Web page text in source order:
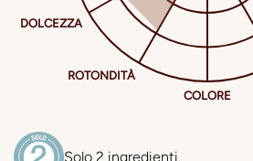
Solo 2 ingredienti.